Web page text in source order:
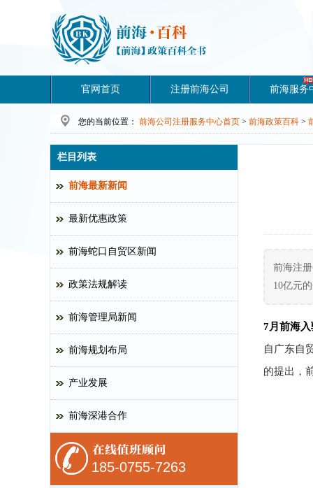
官网首页 注册前海公司 前海服务
您的当前位置： 前海公司注册服务中心首页 > 前海政策百科 >
前海注
10亿元
7月前海
自广东自
的提出，
栏目列表
前海最新新闻
最新优惠政策
前海蛇口自贸区新闻
政策法规解读
前海管理局新闻
前海规划布局
产业发展
前海深港合作
185-0755-7263